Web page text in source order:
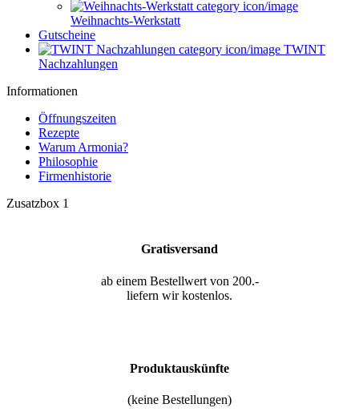
Weihnachts-Werkstatt
Gutscheine
TWINT
Nachzahlungen
Informationen
Öffnungszeiten
Rezepte
Warum Armonia?
Philosophie
Firmenhistorie
Zusatzbox 1
Gratisversand
ab einem Bestellwert von 200.-
liefern wir kostenlos.
Produktauskünfte
(keine Bestellungen)